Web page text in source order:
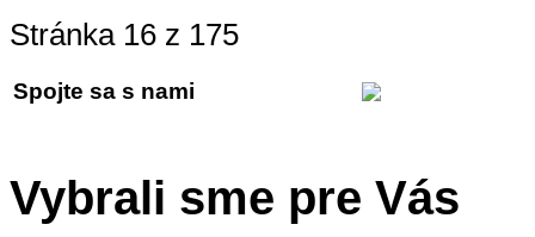
Stránka 16 z 175
Spojte sa s nami
Vybrali sme pre Vás